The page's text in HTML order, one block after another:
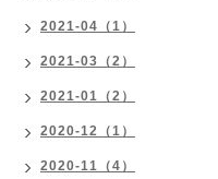
2021-04（1）
2021-03（2）
2021-01（2）
2020-12（1）
2020-11（4）